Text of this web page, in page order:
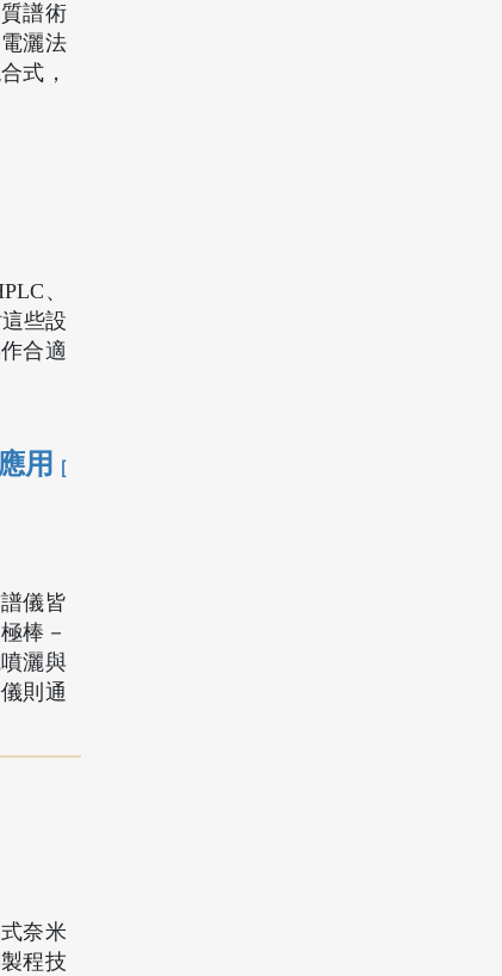
譜術
灑法
式，
、
些設
合適
用
儀皆
棒－
灑與
則通
奈米
程技